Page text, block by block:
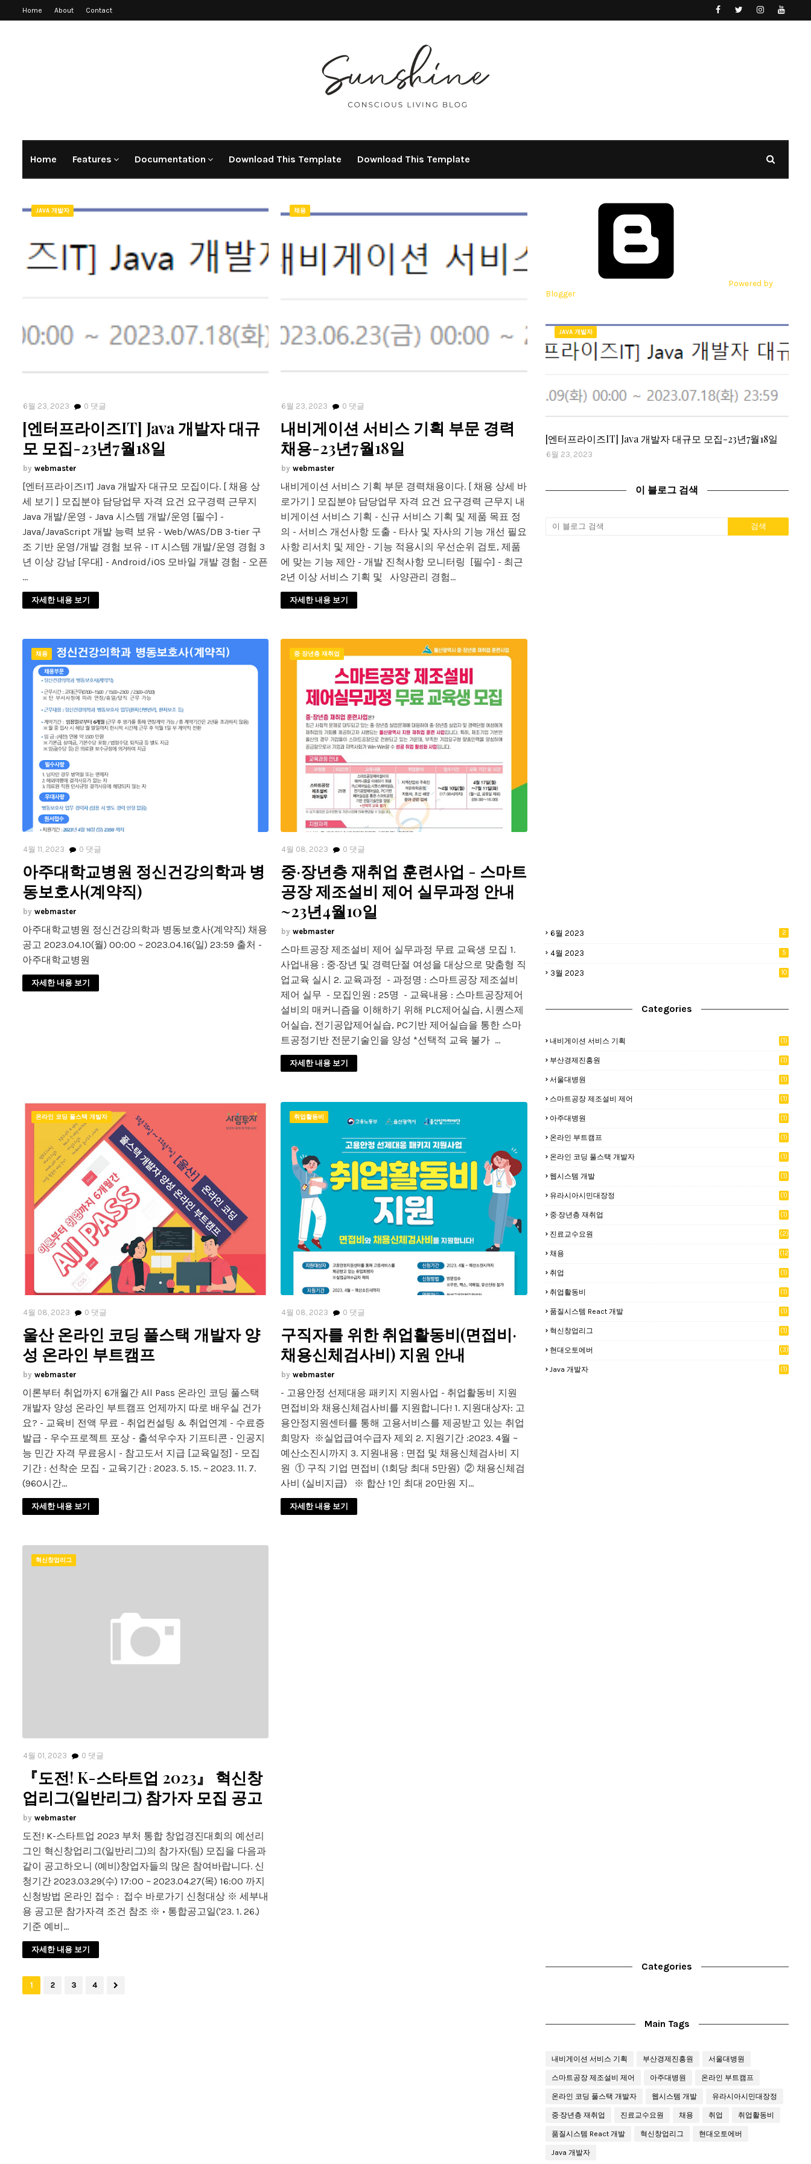
Home About Contact
Home Features Documentation Download This Template Download This Template
JAVA 개발자
6월 23, 2023 0 댓글
[엔터프라이즈IT] Java 개발자 대규
모 모집-23년7월18일
webmaster
[엔터프라이즈IT] Java 개발자 대규모 모집이다. [ 채용 상
세 보기 ] 모집분야 담당업무 자격 요건 요구경력 근무지
Java 개발/운영 - Java 시스템 개발/운영 [필수] -
Java/JavaScript 개발 능력 보유 - Web/WAS/DB 3-tier 구
조 기반 운영/개발 경험 보유 - IT 시스템 개발/운영 경험 3
년 이상 강남 [우대] - Android/iOS 모바일 개발 경험 - 오픈
…
자세한 내용 보기
채용
6월 23, 2023 0 댓글
내비게이션 서비스 기획 부문 경력
채용-23년7월18일
webmaster
내비게이션 서비스 기획 부문 경력채용이다. [ 채용 상세 바
로가기 ] 모집분야 담당업무 자격 요건 요구경력 근무지 내
비게이션 서비스 기획 - 신규 서비스 기획 및 제품 목표 정
의 - 서비스 개선사항 도출 - 타사 및 자사의 기능 개선 필요
사항 리서치 및 제안 - 기능 적용시의 우선순위 검토, 제품
에 맞는 기능 제안 - 개발 진척사항 모니터링 [필수] - 최근
2년 이상 서비스 기획 및 사양관리 경험…
자세한 내용 보기
채용
4월 11, 2023 0 댓글
아주대학교병원 정신건강의학과 병
동보호사(계약직)
webmaster
아주대학교병원 정신건강의학과 병동보호사(계약직) 채용
공고 2023.04.10(월) 00:00 ~ 2023.04.16(일) 23:59 출처 -
아주대학교병원
자세한 내용 보기
중·장년층 재취업
4월 08, 2023 0 댓글
중·장년층 재취업 훈련사업 - 스마트
공장 제조설비 제어 실무과정 안내
~23년4월10일
webmaster
스마트공장 제조설비 제어 실무과정 무료 교육생 모집 1.
사업내용 : 중·장년 및 경력단절 여성을 대상으로 맞춤형 직
업교육 실시 2. 교육과정 - 과정명 : 스마트공장 제조설비
제어 실무 - 모집인원 : 25명 - 교육내용 : 스마트공장제어
설비의 매커니즘을 이해하기 위해 PLC제어실습, 시퀀스제
어실습, 전기공압제어실습, PC기반 제어실습을 통한 스마
트공정기반 전문기술인을 양성 *선택적 교육 불가 …
자세한 내용 보기
온라인 코딩 풀스택 개발자
4월 08, 2023 0 댓글
울산 온라인 코딩 풀스택 개발자 양
성 온라인 부트캠프
webmaster
이론부터 취업까지 6개월간 All Pass 온라인 코딩 풀스택
개발자 양성 온라인 부트캠프 언제까지 따로 배우실 건가
요? - 교육비 전액 무료 - 취업컨설팅 & 취업연계 - 수료증
발급 - 우수프로젝트 포상 - 출석우수자 기프티콘 - 인공지
능 민간 자격 무료응시 - 참고도서 지급 [교육일정] - 모집
기간 : 선착순 모집 - 교육기간 : 2023. 5. 15. ~ 2023. 11. 7.
(960시간…
자세한 내용 보기
취업활동비
4월 08, 2023 0 댓글
구직자를 위한 취업활동비(면접비·
채용신체검사비) 지원 안내
webmaster
- 고용안정 선제대응 패키지 지원사업 - 취업활동비 지원
면접비와 채용신체검사비를 지원합니다! 1. 지원대상자: 고
용안정지원센터를 통해 고용서비스를 제공받고 있는 취업
희망자 ※실업급여수급자 제외 2. 지원기간 :2023. 4월 ~
예산소진시까지 3. 지원내용 : 면접 및 채용신체검사비 지
원 ① 구직 기업 면접비 (1회당 최대 5만원) ② 채용신체검
사비 (실비지급) ※ 합산 1인 최대 20만원 지…
자세한 내용 보기
혁신창업리그
4월 01, 2023 0 댓글
『도전! K-스타트업 2023』 혁신창
업리그(일반리그) 참가자 모집 공고
webmaster
도전! K-스타트업 2023 부처 통합 창업경진대회의 예선리
그인 혁신창업리그(일반리그)의 참가자(팀) 모집을 다음과
같이 공고하오니 (예비)창업자들의 많은 참여바랍니다. 신
청기간 2023.03.29(수) 17:00 ~ 2023.04.27(목) 16:00 까지
신청방법 온라인 접수 : 접수 바로가기 신청대상 ※ 세부내
용 공고문 참가자격 조건 참조 ※ • 통합공고일('23. 1. 26.)
기준 예비…
자세한 내용 보기
1 2 3 4
Powered by
Blogger
JAVA 개발자
[엔터프라이즈IT] Java 개발자 대규모 모집-23년7월18일
6월 23, 2023
이 블로그 검색
6월 2023 2
4월 2023 5
3월 2023 10
Categories
내비게이션 서비스 기획 (1)
부산경제진흥원 (1)
서울대병원 (1)
스마트공장 제조설비 제어 (1)
아주대병원 (1)
온라인 부트캠프 (1)
온라인 코딩 풀스택 개발자 (1)
웹시스템 개발 (1)
유라시아시민대장정 (1)
중·장년층 재취업 (1)
진료교수요원 (2)
채용
(12
취업 (1)
취업활동비 (1)
품질시스템 React 개발 (1)
혁신창업리그 (1)
현대오토에버 (3)
Java 개발자 (1)
Categories
Main Tags
내비게이션 서비스 기획 부산경제진흥원 서울대병원
스마트공장 제조설비 제어 아주대병원 온라인 부트캠프
온라인 코딩 풀스택 개발자 웹시스템 개발 유라시아시민대장정
중·장년층 재취업 진료교수요원 채용 취업 취업활동비
품질시스템 React 개발 혁신창업리그 현대오토에버
Java 개발자